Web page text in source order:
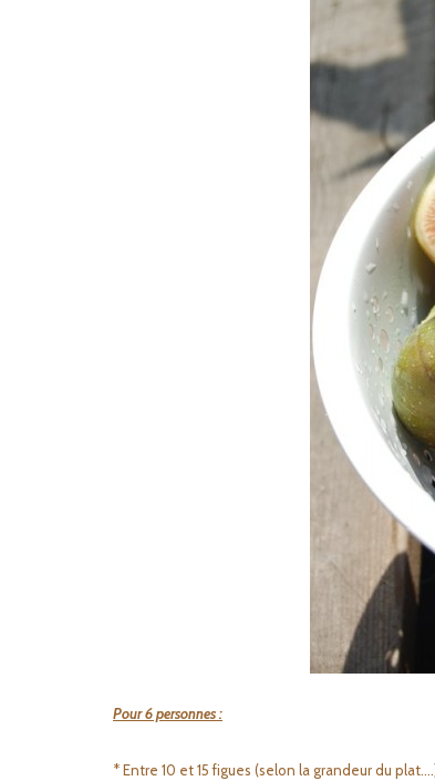
Pour 6 personnes :
* Entre 10 et 15 figues (selon la grandeur du